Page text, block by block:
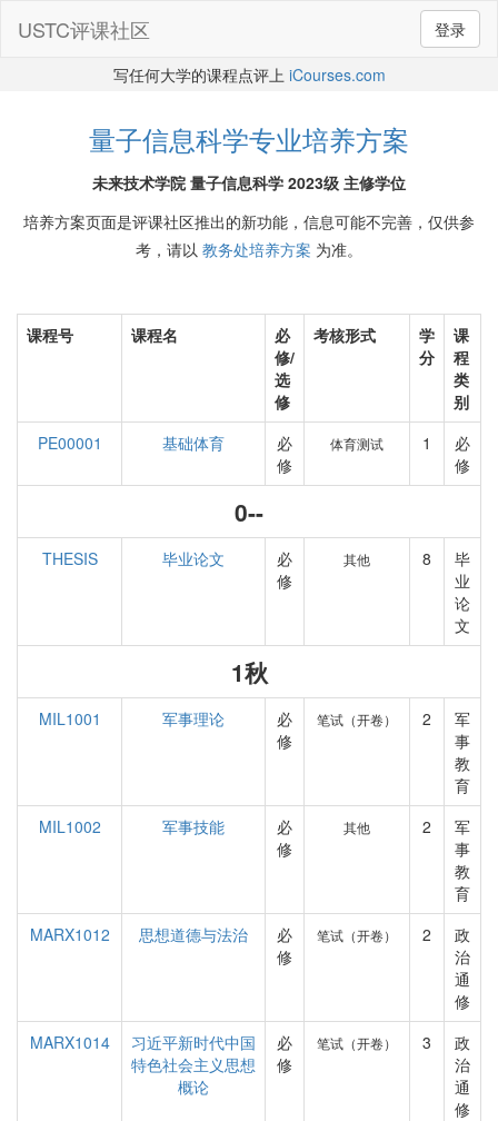
登录
USTC评课社区
写任何大学的课程点评上 iCourses.com
量子信息科学专业培养方案
未来技术学院 量子信息科学 2023级 主修学位
培养方案页面是评课社区推出的新功能，信息可能不完善，仅供参
考，请以 教务处培养方案 为准。
课程号 课程名
必
修/
选
修
考核形式
学
分
课
程
类
别
PE00001
基础体育
必
修
体育测试 1
必
修
0--
THESIS 毕业论文
必
修
其他 8
毕
业
论
文
1秋
MIL1001 军事理论
必
修
笔试（开卷） 2
军
事
教
育
MIL1002
军事技能
必
修
其他 2
军
事
教
育
MARX1012
思想道德与法治
必
修
笔试（开卷） 2
政
治
通
修
MARX1014
习近平新时代中国
特色社会主义思想
概论
必
修
笔试（开卷） 3
政
治
通
修